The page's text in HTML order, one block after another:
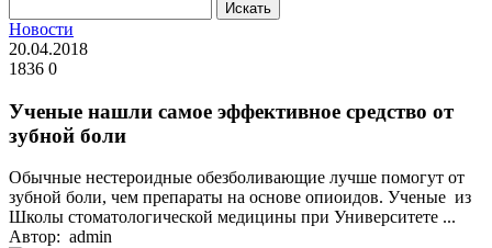
Новости
20.04.2018
1836 0
Ученые нашли самое эффективное средство от
зубной боли
Обычные нестероидные обезболивающие лучше помогут от
зубной боли, чем препараты на основе опиоидов. Ученые из
Школы стоматологической медицины при Университете ...
Автор: admin